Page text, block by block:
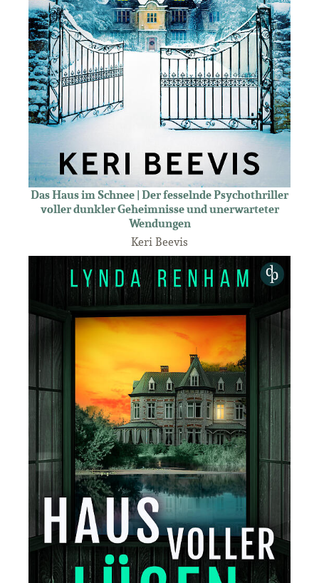
Das Haus im Schnee | Der fesselnde Psychothriller
voller dunkler Geheimnisse und unerwarteter
Wendungen
Keri Beevis